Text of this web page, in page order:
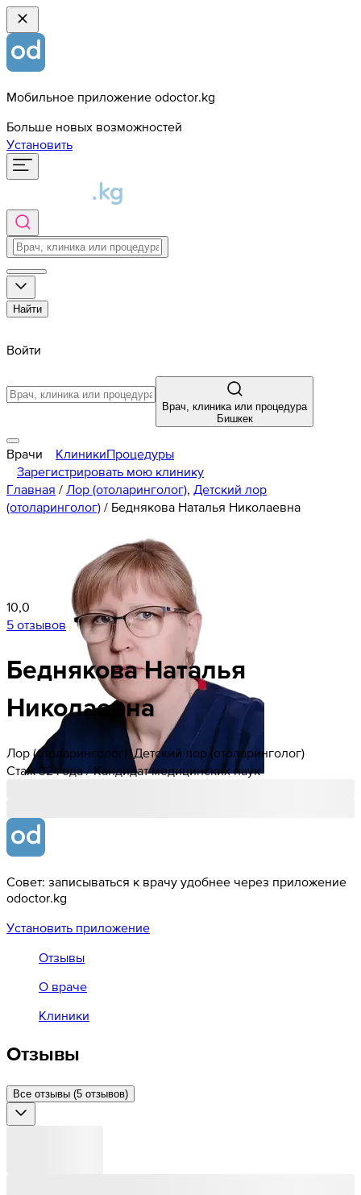
Мобильное приложение odoctor.kg
Больше новых возможностей
Установить
Найти
Войти
Врач, клиника или процедура
Бишкек
Врачи КлиникиПроцедуры
Зарегистрировать мою клинику
Главная / Лор (отоларинголог), Детский лор
(отоларинголог) / Беднякова Наталья Николаевна
10,0
5 отзывов
БедняковаНаталья
Николаевна
Лор (отоларинголог), Детский лор (отоларинголог)
Стаж 32 года / Кандидат медицинских наук
Совет: записываться к врачу удобнее через приложение
odoctor.kg
Установить приложение
Отзывы
О враче
Клиники
Отзывы
Все отзывы (5 отзывов)